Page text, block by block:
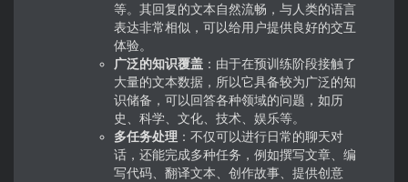
等。其回复的文本自然流畅，与人类的语言
表达非常相似，可以给用户提供良好的交互
体验。
广泛的知识覆盖 ：由于在预训练阶段接触了
大量的文本数据，所以它具备较为广泛的知
识储备，可以回答各种领域的问题，如历
史、科学、文化、技术、娱乐等。
多任务处理 ：不仅可以进行日常的聊天对
话，还能完成多种任务，例如撰写文章、编
写代码、翻译文本、创作故事、提供创意